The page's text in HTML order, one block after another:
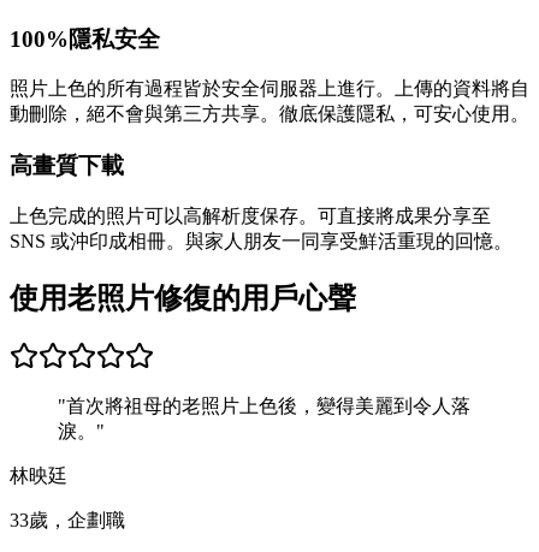
100%隱私安全
照片上色的所有過程皆於安全伺服器上進行。上傳的資料將自
動刪除，絕不會與第三方共享。徹底保護隱私，可安心使用。
高畫質下載
上色完成的照片可以高解析度保存。可直接將成果分享至
SNS 或沖印成相冊。與家人朋友一同享受鮮活重現的回憶。
使用老照片修復的用戶心聲
"首次將祖母的老照片上色後，變得美麗到令人落
淚。 "
林映廷
33歲，企劃職